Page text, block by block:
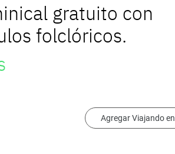
gratuito con
folclóricos.
Agregar Viajando en